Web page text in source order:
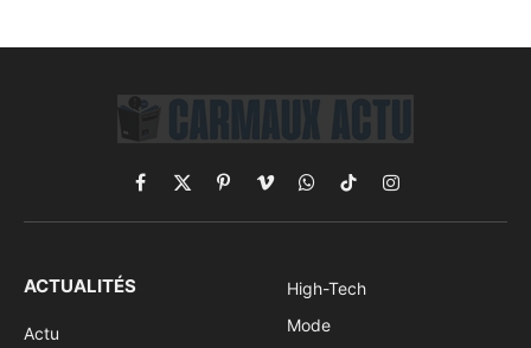
Facebook
X
(Twitter)
PinterestVimeoWhatsApp
TikTokInstagram
ACTUALITÉS
Actu
High-Tech
Mode